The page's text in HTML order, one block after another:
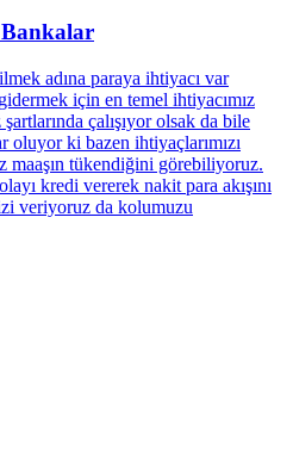
Bankalar
adına paraya ihtiyacı var
için en temel ihtiyacımız
çalışıyor olsak da bile
oluyor ki bazen ihtiyaçlarımızı
maaşın tükendiğini görebiliyoruz.
kredi vererek nakit para akışını
veriyoruz da kolumuzu